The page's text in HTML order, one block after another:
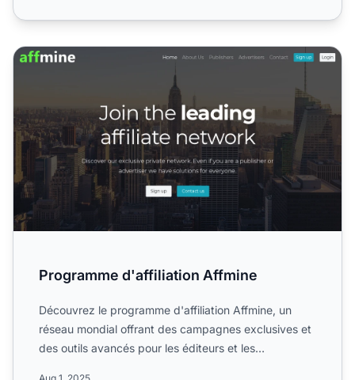
Programme d'affiliation Affmine
Programme d'affiliation Affmine
Découvrez le programme d'affiliation Affmine, un
réseau mondial offrant des campagnes exclusives et
des outils avancés pour les éditeurs et les